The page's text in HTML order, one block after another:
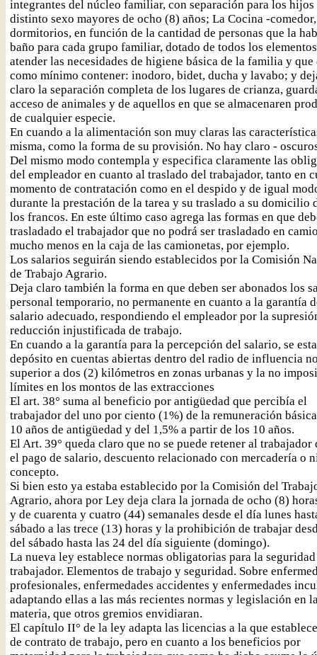
integrantes del núcleo familiar, con separación para los hijos
distinto sexo mayores de ocho (8) años; La Cocina -comedor,
dormitorios, en función de la cantidad de personas que la
baño para cada grupo familiar, dotado de todos los
atender las necesidades de higiene básica de la familia y que
como mínimo contener: inodoro, bidet, ducha y lavabo; y
claro la separación completa de los lugares de crianza,
acceso de animales y de aquellos en que se almacenaren
de cualquier especie.
En cuando a la alimentación son muy claras las
misma, como la forma de su provisión. No hay claro -
Del mismo modo contempla y especifica claramente las
del empleador en cuanto al traslado del trabajador, tanto en
momento de contratación como en el despido y de igual
durante la prestación de la tarea y su traslado a su domicilio
los francos. En este último caso agrega las formas en que
trasladado el trabajador que no podrá ser trasladado en
mucho menos en la caja de las camionetas, por ejemplo.
Los salarios seguirán siendo establecidos por la Comisión
de Trabajo Agrario.
Deja claro también la forma en que deben ser abonados los
personal temporario, no permanente en cuanto a la garantía
salario adecuado, respondiendo el empleador por la
reducción injustificada de trabajo.
En cuando a la garantía para la percepción del salario, se
depósito en cuentas abiertas dentro del radio de influencia
superior a dos (2) kilómetros en zonas urbanas y la no
límites en los montos de las extracciones
El art. 38° suma al beneficio por antigüedad que percibía el
trabajador del uno por ciento (1%) de la remuneración
10 años de antigüedad y del 1,5% a partir de los 10 años.
El Art. 39° queda claro que no se puede retener al trabajador
el pago de salario, descuento relacionado con mercadería o
concepto.
Si bien esto ya estaba establecido por la Comisión del
Agrario, ahora por Ley deja clara la jornada de ocho (8)
y de cuarenta y cuatro (44) semanales desde el día lunes
sábado a las trece (13) horas y la prohibición de trabajar
del sábado hasta las 24 del día siguiente (domingo).
La nueva ley establece normas obligatorias para la
trabajador. Elementos de trabajo y seguridad. Sobre
profesionales, enfermedades accidentes y enfermedades
adaptando ellas a las más recientes normas y legislación en
materia, que otros gremios envidiaran.
El capítulo II° de la ley adapta las licencias a la que
de contrato de trabajo, pero en cuanto a los beneficios por